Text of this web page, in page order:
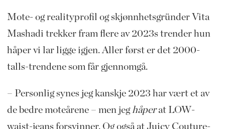
Mote- og realityprofil og skjønnhetsgründer Vita
Mashadi trekker fram flere av 2023s trender hun
håper vi lar ligge igjen. Aller først er det 2000-
talls-trendene som får gjennomgå.
– Personlig synes jeg kanskje 2023 har vært et av
de bedre moteårene – men jeghåperat LOW-
waist-jeans forsvinner. Og også at Juicy Couture-